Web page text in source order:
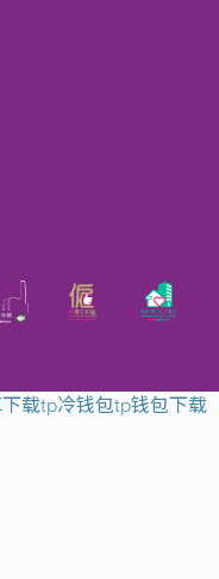
载tp冷钱包tp钱包下载